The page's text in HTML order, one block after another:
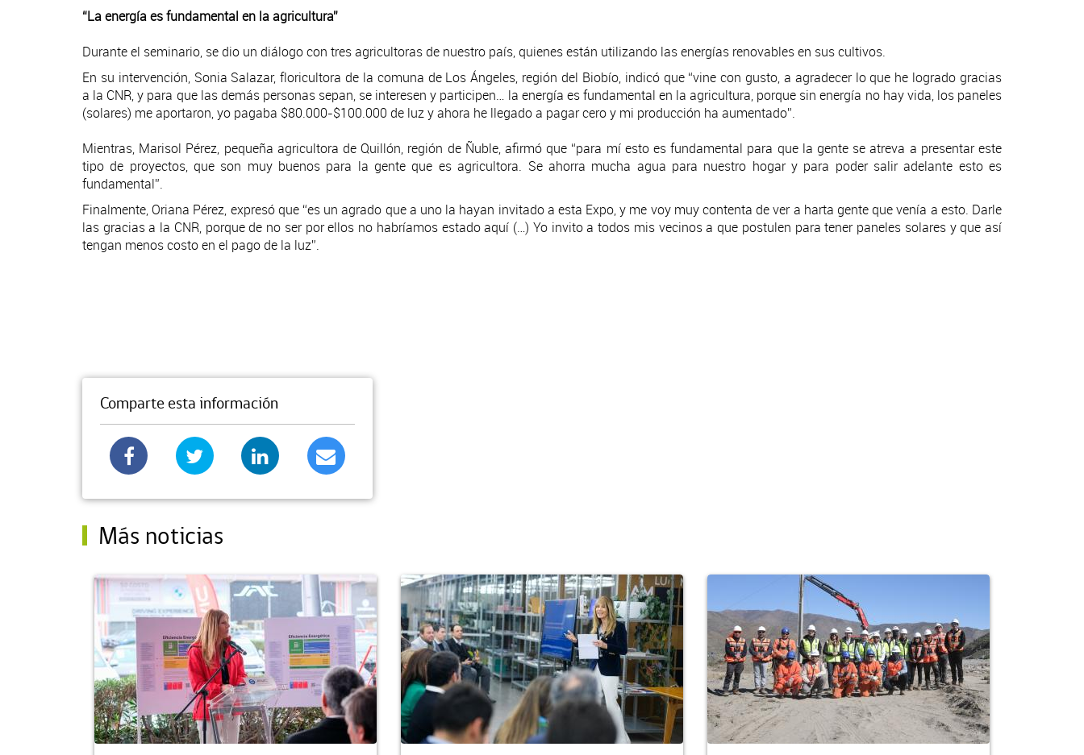
“La energía es fundamental en la agricultura”
Durante el seminario, se dio un diálogo con tres agricultoras de nuestro país, quienes están utilizando las energías renovables en sus cultivos.
En su intervención, Sonia Salazar, floricultora de la comuna de Los Ángeles, región del Biobío, indicó que “vine con gusto, a agradecer lo que he logrado gracias
a la CNR, y para que las demás personas sepan, se interesen y participen… la energía es fundamental en la agricultura, porque sin energía no hay vida, los paneles
(solares) me aportaron, yo pagaba $80.000-$100.000 de luz y ahora he llegado a pagar cero y mi producción ha aumentado”.
Mientras, Marisol Pérez, pequeña agricultora de Quillón, región de Ñuble, afirmó que “para mí esto es fundamental para que la gente se atreva a presentar este
tipo de proyectos, que son muy buenos para la gente que es agricultora. Se ahorra mucha agua para nuestro hogar y para poder salir adelante esto es
fundamental”.
Finalmente, Oriana Pérez, expresó que “es un agrado que a uno la hayan invitado a esta Expo, y me voy muy contenta de ver a harta gente que venía a esto. Darle
las gracias a la CNR, porque de no ser por ellos no habríamos estado aquí (…) Yo invito a todos mis vecinos a que postulen para tener paneles solares y que así
tengan menos costo en el pago de la luz”.
Comparte esta información
Más noticias